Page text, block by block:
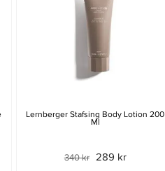
Lernberger Stafsing Body Lotion 200
Ml
340 kr 289 kr